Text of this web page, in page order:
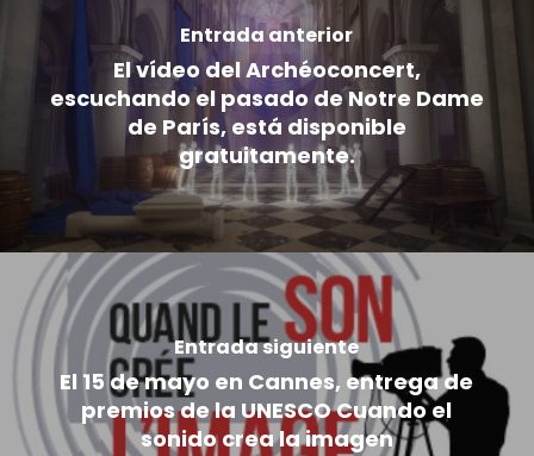
Entrada anterior
El vídeo del Archéoconcert,
escuchando el pasado de Notre Dame
de París, está disponible
gratuitamente.
Entrada siguiente
El 15 de mayo en Cannes, entrega de
premios de la UNESCO Cuando el
sonido crea la imagen